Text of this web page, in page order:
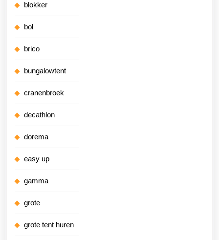
blokker
bol
brico
bungalowtent
cranenbroek
decathlon
dorema
easy up
gamma
grote
grote tent huren